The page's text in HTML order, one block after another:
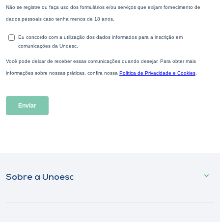
Sobre a Unoesc